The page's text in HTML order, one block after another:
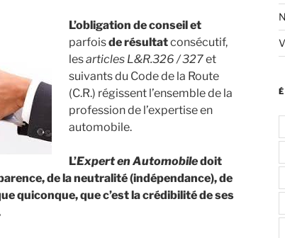
L’obligation de conseil et
parfoisde résultatconsécutif,
lesarticles L&R.326 / 327et
suivants du Code de la Route
(C.R.) régissent l’ensemble de la
profession de l’expertise en
automobile.
L’Expert en Automobiledoit
de la neutralité (indépendance), de
quiconque, que c’est la crédibilité de ses